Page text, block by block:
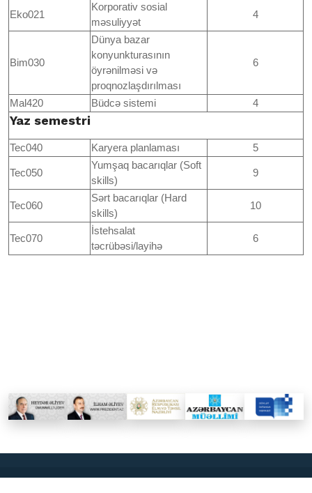
Eko021
Korporativ sosial
məsuliyyət
4
Bim030
Dünya bazar
konyunkturasının
öyrənilməsi və
proqnozlaşdırılması
6
Mal420 Büdcə sistemi 4
Yaz semestri
Tec040 Karyera planlaması 5
Tec050
Yumşaq bacarıqlar (Soft
skills)
9
Tec060
Sərt bacarıqlar (Hard
skills)
10
Tec070
İstehsalat
təcrübəsi/layihə
6